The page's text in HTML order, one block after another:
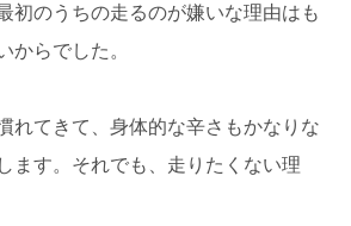
初のうちの走るのが嫌いな理由はも
からでした。
れてきて、身体的な辛さもかなりな
ます。それでも、走りたくない理